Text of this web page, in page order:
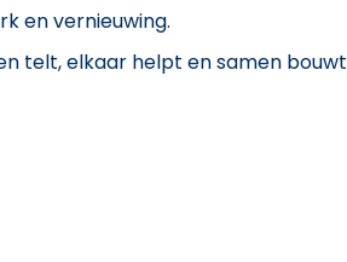
en vernieuwing.
telt, elkaar helpt en samen bouwt